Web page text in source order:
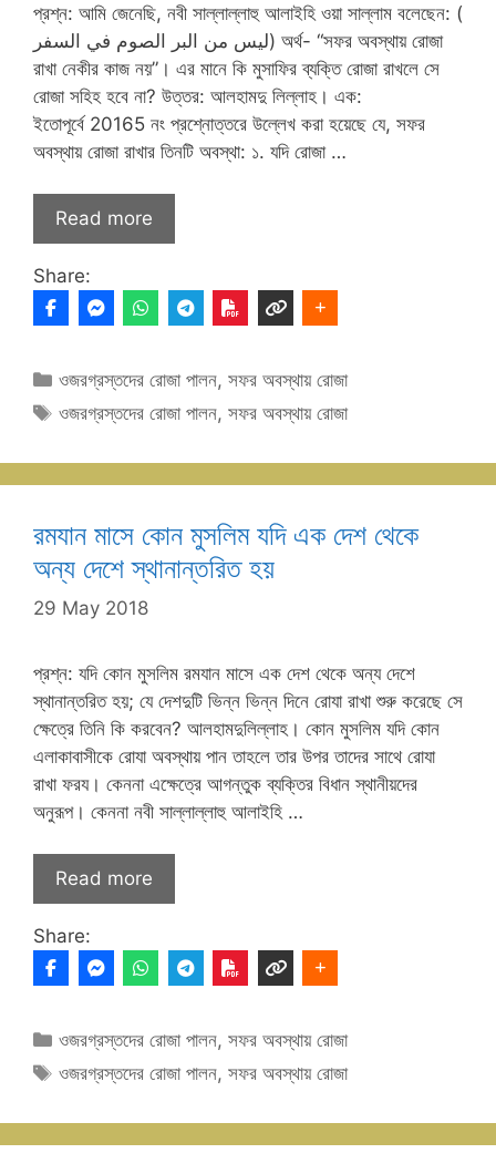
প্রশ্ন: আমি জেনেছি, নবী সাল্লাল্লাহু আলাইহি ওয়া সাল্লাম বলেছেন: (
ليس من البر الصوم في السفر) অর্থ- “সফর অবস্থায় রোজা
রাখা নেকীর কাজ নয়”। এর মানে কি মুসাফির ব্যক্তি রোজা রাখলে সে
রোজা সহিহ হবে না? উত্তর: আলহামদু লিল্লাহ। এক:
ইতোপূর্বে 20165 নং প্রশ্নোত্তরে উল্লেখ করা হয়েছে যে, সফর
অবস্থায় রোজা রাখার তিনটি অবস্থা: ১. যদি রোজা …
Read more
Share:
Categories
ওজরগ্রস্তদের রোজা পালন,সফর অবস্থায় রোজা
Tags
ওজরগ্রস্তদের রোজা পালন,সফর অবস্থায় রোজা
রমযান মাসে কোন মুসলিম যদি এক দেশ থেকে
অন্য দেশে স্থানান্তরিত হয়
29 May 2018
প্রশ্ন: যদি কোন মুসলিম রমযান মাসে এক দেশ থেকে অন্য দেশে
স্থানান্তরিত হয়; যে দেশদুটি ভিন্ন ভিন্ন দিনে রোযা রাখা শুরু করেছে সে
ক্ষেত্রে তিনি কি করবেন? আলহামদুলিল্লাহ। কোন মুসলিম যদি কোন
এলাকাবাসীকে রোযা অবস্থায় পান তাহলে তার উপর তাদের সাথে রোযা
রাখা ফরয। কেননা এক্ষেত্রে আগন্তুক ব্যক্তির বিধান স্থানীয়দের
অনুরূপ। কেননা নবী সাল্লাল্লাহু আলাইহি …
Read more
Share:
Categories
ওজরগ্রস্তদের রোজা পালন,সফর অবস্থায় রোজা
Tags
ওজরগ্রস্তদের রোজা পালন,সফর অবস্থায় রোজা